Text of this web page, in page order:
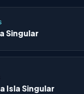
Singular
Isla Singular